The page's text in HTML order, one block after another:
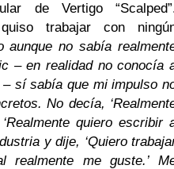
de Vertigo
trabajar con
aunque no sabía
– en realidad no conocía
sí sabía que mi impulso
No decía,
quiero escribir
y dije, ‘Quiero
realmente me guste.’